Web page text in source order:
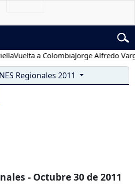
Vuelta a ColombiaJorge Alfredo
Regionales 2011
- Octubre 30 de 2011